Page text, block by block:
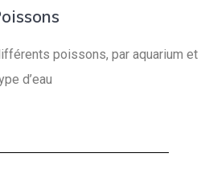
poissons, par aquarium et
d’eau